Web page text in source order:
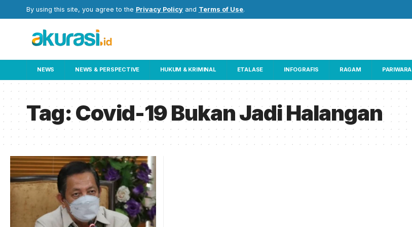
By using this site, you agree to the Privacy Policy and Terms of Use.
NEWS NEWS & PERSPECTIVE HUKUM & KRIMINAL ETALASE INFOGRAFIS RAGAM PARIWARA
Tag:Covid-19 Bukan Jadi Halangan